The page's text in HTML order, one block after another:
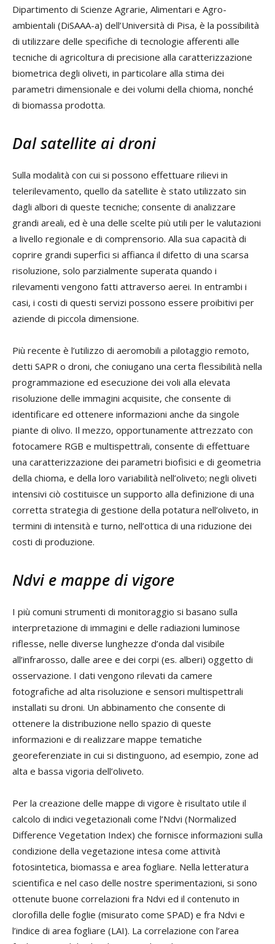
Dipartimento di Scienze Agrarie, Alimentari e Agro-
ambientali (DiSAAA-a) dell’Università di Pisa, è la possibilità
di utilizzare delle specifiche di tecnologie afferenti alle
tecniche di agricoltura di precisione alla caratterizzazione
biometrica degli oliveti, in particolare alla stima dei
parametri dimensionale e dei volumi della chioma, nonché
di biomassa prodotta.
Dal satellite ai droni
Sulla modalità con cui si possono effettuare rilievi in
telerilevamento, quello da satellite è stato utilizzato sin
dagli albori di queste tecniche; consente di analizzare
grandi areali, ed è una delle scelte più utili per le valutazioni
a livello regionale e di comprensorio. Alla sua capacità di
coprire grandi superfici si affianca il difetto di una scarsa
risoluzione, solo parzialmente superata quando i
rilevamenti vengono fatti attraverso aerei. In entrambi i
casi, i costi di questi servizi possono essere proibitivi per
aziende di piccola dimensione.
Più recente è l’utilizzo di aeromobili a pilotaggio remoto,
detti SAPR o droni, che coniugano una certa flessibilità nella
programmazione ed esecuzione dei voli alla elevata
risoluzione delle immagini acquisite, che consente di
identificare ed ottenere informazioni anche da singole
piante di olivo. Il mezzo, opportunamente attrezzato con
fotocamere RGB e multispettrali, consente di effettuare
una caratterizzazione dei parametri biofisici e di geometria
della chioma, e della loro variabilità nell’oliveto; negli oliveti
intensivi ciò costituisce un supporto alla definizione di una
corretta strategia di gestione della potatura nell’oliveto, in
termini di intensità e turno, nell’ottica di una riduzione dei
costi di produzione.
Ndvi e mappe di vigore
I più comuni strumenti di monitoraggio si basano sulla
interpretazione di immagini e delle radiazioni luminose
riflesse, nelle diverse lunghezze d’onda dal visibile
all’infrarosso, dalle aree e dei corpi (es. alberi) oggetto di
osservazione. I dati vengono rilevati da camere
fotografiche ad alta risoluzione e sensori multispettrali
installati su droni. Un abbinamento che consente di
ottenere la distribuzione nello spazio di queste
informazioni e di realizzare mappe tematiche
georeferenziate in cui si distinguono, ad esempio, zone ad
alta e bassa vigoria dell’oliveto.
Per la creazione delle mappe di vigore è risultato utile il
calcolo di indici vegetazionali come l’Ndvi (Normalized
Difference Vegetation Index) che fornisce informazioni sulla
condizione della vegetazione intesa come attività
fotosintetica, biomassa e area fogliare. Nella letteratura
scientifica e nel caso delle nostre sperimentazioni, si sono
ottenute buone correlazioni fra Ndvi ed il contenuto in
clorofilla delle foglie (misurato come SPAD) e fra Ndvi e
l’indice di area fogliare (LAI). La correlazione con l’area